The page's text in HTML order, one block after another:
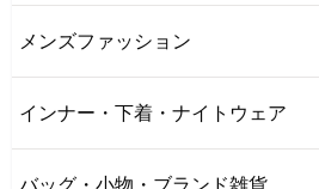
メンズファッション
インナー・下着・ナイトウェア